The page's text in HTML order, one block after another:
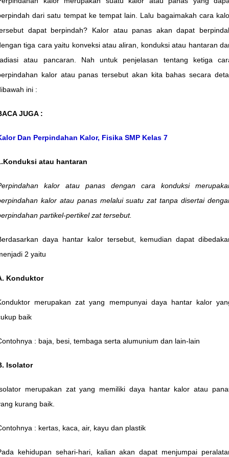
dari satu tempat ke tempat lain. Lalu bagaimakah cara
dapat berpindah? Kalor atau panas akan dapat
tiga cara yaitu konveksi atau aliran, konduksi atau hantaran
atau pancaran. Nah untuk penjelasan tentang ketiga
kalor atau panas tersebut akan kita bahas secara
ini :
JUGA :
Dan Perpindahan Kalor, Fisika SMP Kelas 7
atau hantaran
kalor atau panas dengan cara konduksi
kalor atau panas melalui suatu zat tanpa disertai
partikel-pertikel zat tersebut.
daya hantar kalor tersebut, kemudian dapat
2 yaitu
Konduktor
merupakan zat yang mempunyai daya hantar kalor
baik
: baja, besi, tembaga serta alumunium dan lain-lain
Isolator
merupakan zat yang memiliki daya hantar kalor atau
kurang baik.
: kertas, kaca, air, kayu dan plastik
kehidupan sehari-hari, kalian akan dapat menjumpai